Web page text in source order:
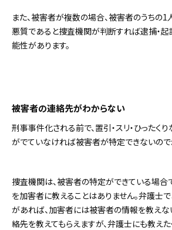
また、被害者が複数の場合、被害者のうちの1
悪質であると捜査機関が判断すれば逮捕・
能性があります。
被害者の連絡先がわからない
刑事事件化される前で、置引・スリ・ひったく
がでていなければ被害者が特定できないので
捜査機関は、被害者の特定ができている場合
を加害者に教えることはありません。弁護士
があれば、加害者には被害者の情報を教えな
絡先を教えてもらえますが、弁護士にも教え